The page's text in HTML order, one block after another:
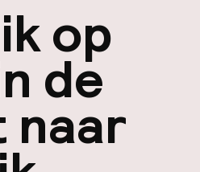
op
de